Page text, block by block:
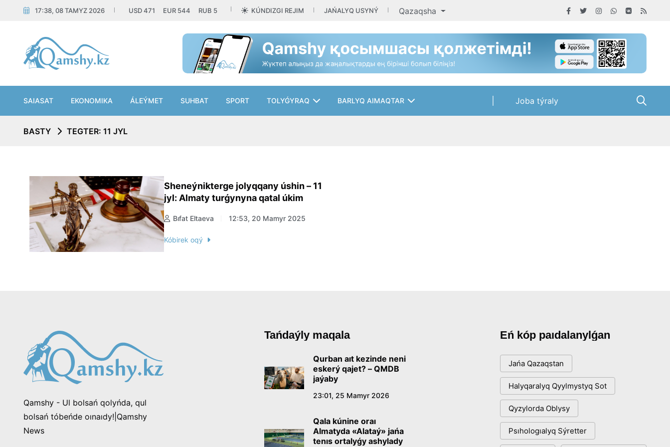
17:38, 08 TAMYZ 2026 USD471 EUR 544 RUB 5 KÚNDIZGI REJIM JAŃALYQ USYNÝ Qazaqsha
SAIASAT EKONOMIKA ÁLEÝMET SUHBAT SPORT TOLYǴYRAQ BARLYQ AIMAQTAR Joba týraly
BASTY TEGTER: 11 JYL
Sheneýnikterge jolyqqany úshin – 11
jyl: Almaty turǵynyna qatal úkim
Bıfat Eltaeva 12:53, 20 Mamyr 2025
Kóbirek oqý
Qamshy - Ul bolsań qolyńda, qul
bolsań tóbeńde oınaıdy!|Qamshy
News
Tańdaýly maqala
Qurban aıt kezinde neni
eskerý qajet? – QMDB
jaýaby
23:01, 25 Mamyr 2026
Qala kúnine oraı
Almatyda «Alataý» jańa
tenıs ortalyǵy ashylady
Eń kóp paıdalanylǵan
Jańa Qazaqstan
Halyqaralyq Qyylmystyq Sot
Qyzylorda Oblysy
Psıhologıalyq Sýretter